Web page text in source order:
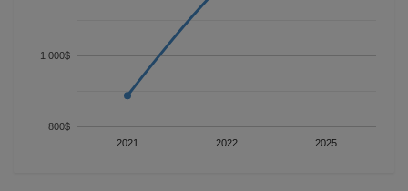
2021 2022 2025
800$
1 000$